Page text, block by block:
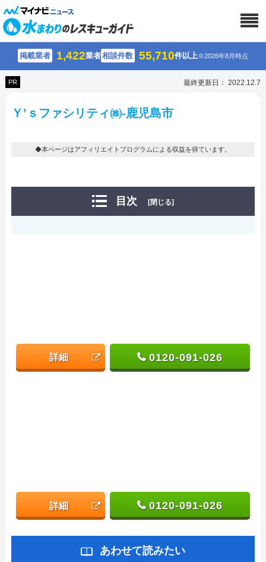
掲載業者 1,422業者相談件数 55,710件以上※2026年8月時点
PR 最終更新日： 2022.12.7
Ｙ’ｓファシリティ㈱-鹿児島市
◆本ページはアフィリエイトプログラムによる収益を得ています。
目次 [閉じる]
詳細 0120-091-026
詳細 0120-091-026
あわせて読みたい